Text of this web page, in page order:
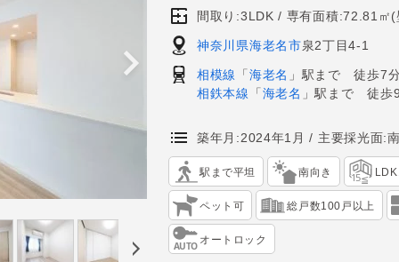
間取り:3LDK 専有面積:72.81㎡(
神奈川県海老名市泉2丁目4-1
相模線 「 海老名 」駅まで 徒歩7
相鉄本線
「 海老名 」駅まで 徒歩
築年月:2024年1月 主要採光面:
駅まで平坦 南向き
ペット可 総戸数100戸以上
オートロック